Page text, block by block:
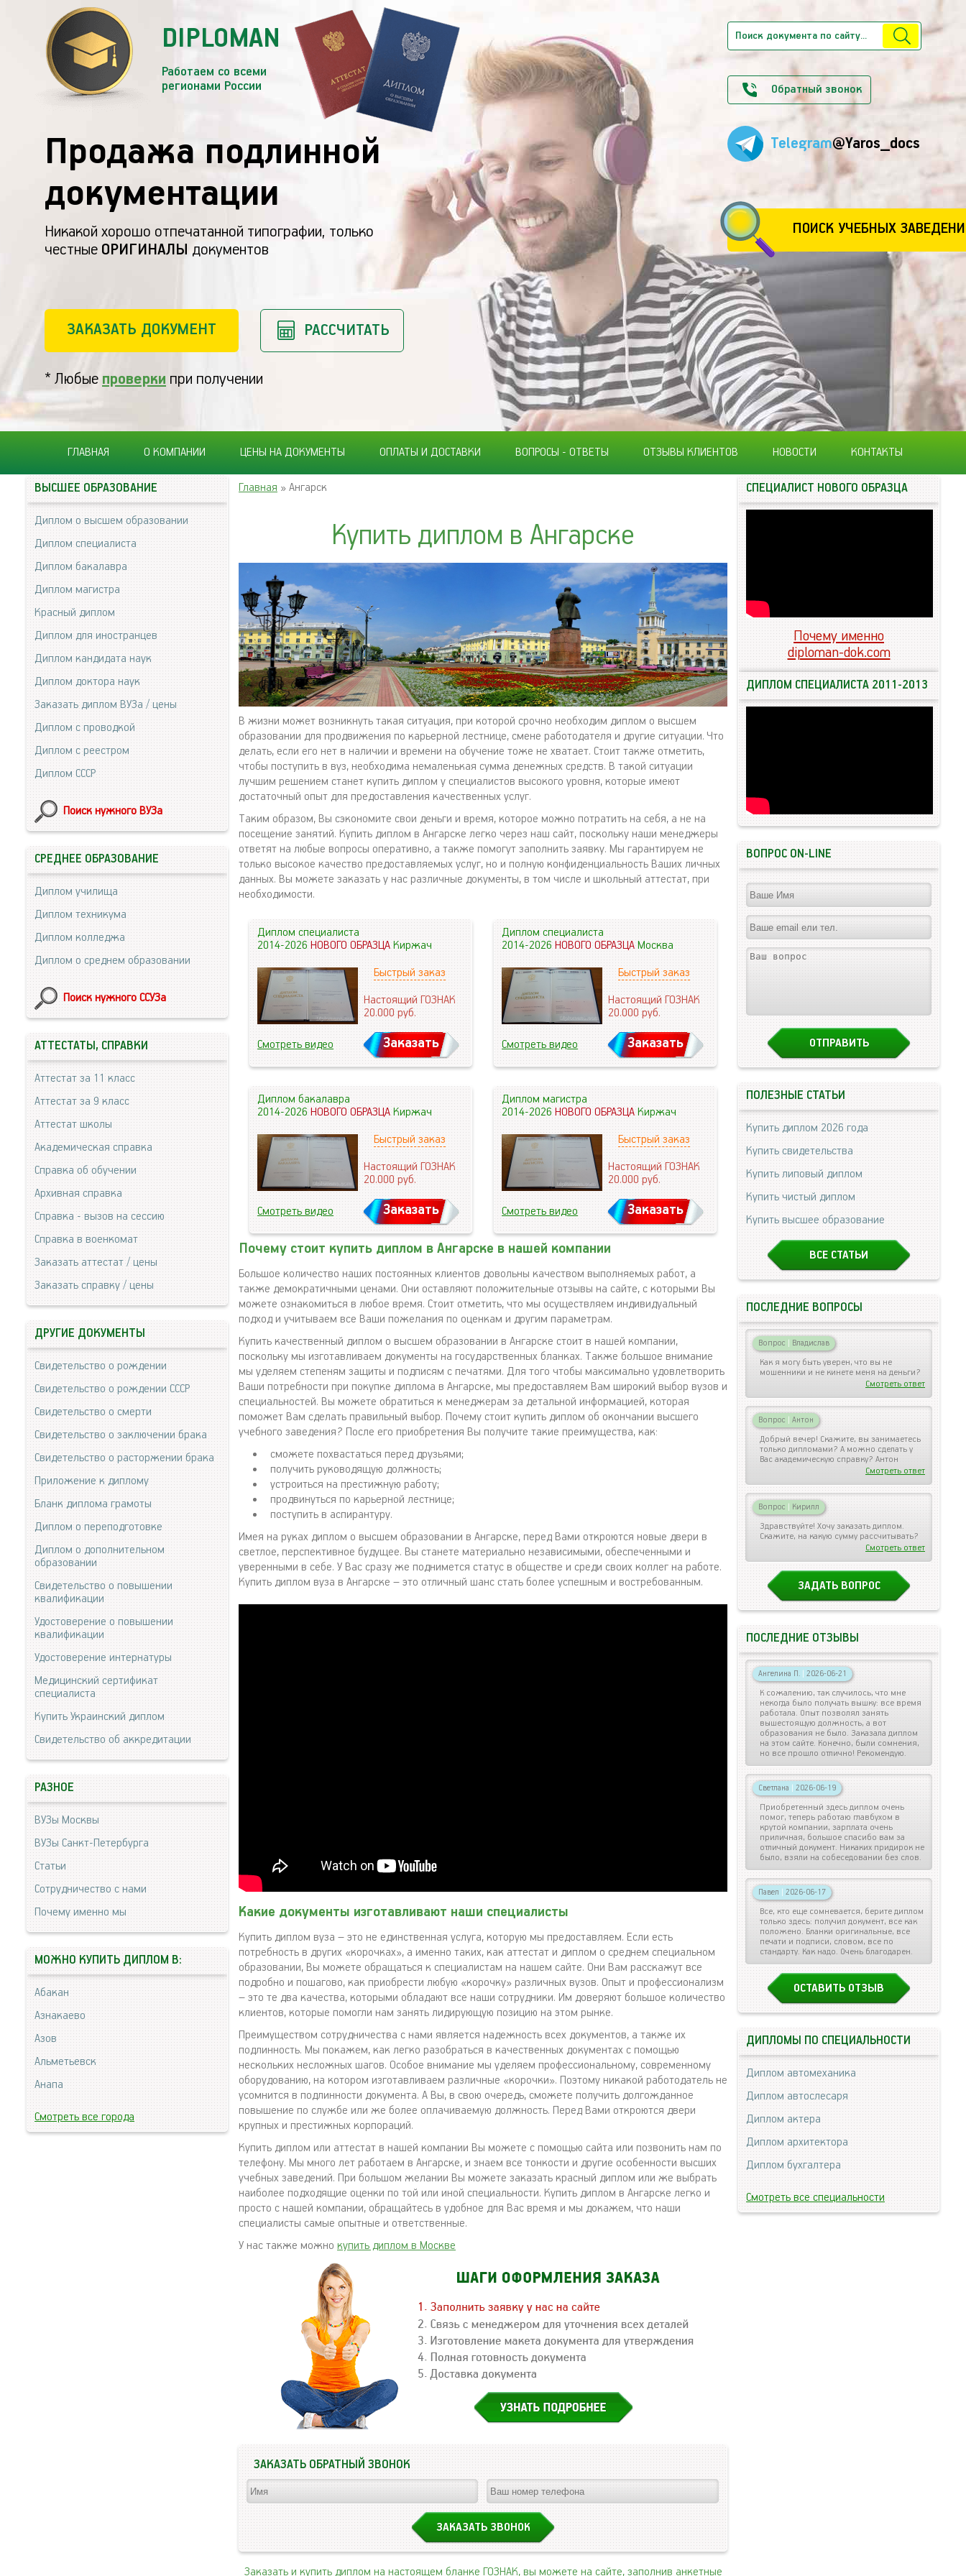
DIPLOMAN
Работаем со всеми
регионами России
Продажа подлинной
документации
Никакой хорошо отпечатанной типографии, только
честные ОРИГИНАЛЫ документов
ЗАКАЗАТЬ ДОКУМЕНТ РАССЧИТАТЬ
* Любые проверки при получении
Обратный звонок
Telegram@Yaros_docs
ПОИСК УЧЕБНЫХ
ГЛАВНАЯ О КОМПАНИИ ЦЕНЫ НА ДОКУМЕНТЫ ОПЛАТЫ И ДОСТАВКИ ВОПРОСЫ - ОТВЕТЫ ОТЗЫВЫ КЛИЕНТОВ НОВОСТИ КОНТАКТЫ
Главная » Ангарск
Купить диплом в Ангарске
В жизни может возникнуть такая ситуация, при которой срочно необходим диплом о высшем
образовании для продвижения по карьерной лестнице, смене работодателя и другие ситуации. Что
делать, если его нет в наличии и времени на обучение тоже не хватает. Стоит также отметить,
чтобы поступить в вуз, необходима немаленькая сумма денежных средств. В такой ситуации
лучшим решением станет купить диплом у специалистов высокого уровня, которые имеют
достаточный опыт для предоставления качественных услуг.
Таким образом, Вы сэкономите свои деньги и время, которое можно потратить на себя, а не на
посещение занятий. Купить диплом в Ангарске легко через наш сайт, поскольку наши менеджеры
ответят на любые вопросы оперативно, а также помогут заполнить заявку. Мы гарантируем не
только высокое качество предоставляемых услуг, но и полную конфиденциальность Ваших личных
данных. Вы можете заказать у нас различные документы, в том числе и школьный аттестат, при
необходимости.
Диплом специалиста
2014-2026НОВОГО ОБРАЗЦАКиржач
Быстрый заказ
Настоящий ГОЗНАК
20.000руб.
Смотреть видео Заказать
Диплом специалиста
2014-2026НОВОГО ОБРАЗЦАМосква
Быстрый заказ
Настоящий ГОЗНАК
20.000руб.
Смотреть видео Заказать
Диплом бакалавра
2014-2026НОВОГО ОБРАЗЦАКиржач
Быстрый заказ
Настоящий ГОЗНАК
20.000руб.
Смотреть видео Заказать
Диплом магистра
2014-2026НОВОГО ОБРАЗЦАКиржач
Быстрый заказ
Настоящий ГОЗНАК
20.000руб.
Смотреть видео Заказать
Почему стоит купить диплом в Ангарске в нашей компании
Большое количество наших постоянных клиентов довольны качеством выполняемых работ, а
также демократичными ценами. Они оставляют положительные отзывы на сайте, с которыми Вы
можете ознакомиться в любое время. Стоит отметить, что мы осуществляем индивидуальный
подход и учитываем все Ваши пожелания по оценкам и другим параметрам.
Купить качественный диплом о высшем образовании в Ангарске стоит в нашей компании,
поскольку мы изготавливаем документы на государственных бланках. Также большое внимание
мы уделяем степеням защиты и подписям с печатями. Для того чтобы максимально удовлетворить
Ваши потребности при покупке диплома в Ангарске, мы предоставляем Вам широкий выбор вузов и
специальностей. Вы можете обратиться к менеджерам за детальной информацией, которая
поможет Вам сделать правильный выбор. Почему стоит купить диплом об окончании высшего
учебного заведения? После его приобретения Вы получите такие преимущества, как:
сможете похвастаться перед друзьями;
получить руководящую должность;
устроиться на престижную работу;
продвинуться по карьерной лестнице;
поступить в аспирантуру.
Имея на руках диплом о высшем образовании в Ангарске, перед Вами откроются новые двери в
светлое, перспективное будущее. Вы станете материально независимыми, обеспеченными и
уверенными в себе. У Вас сразу же поднимется статус в обществе и среди своих коллег на работе.
Купить диплом вуза в Ангарске – это отличный шанс стать более успешным и востребованным.
Какие документы изготавливают наши специалисты
Купить диплом вуза – это не единственная услуга, которую мы предоставляем. Если есть
потребность в других «корочках», а именно таких, как аттестат и диплом о среднем специальном
образовании, Вы можете обращаться к специалистам на нашем сайте. Они Вам расскажут все
подробно и пошагово, как приобрести любую «корочку» различных вузов. Опыт и профессионализм
– это те два качества, которыми обладают все наши сотрудники. Им доверяют большое количество
клиентов, которые помогли нам занять лидирующую позицию на этом рынке.
Преимуществом сотрудничества с нами является надежность всех документов, а также их
подлинность. Мы покажем, как легко разобраться в качественных документах с помощью
нескольких несложных шагов. Особое внимание мы уделяем профессиональному, современному
оборудованию, на котором изготавливаем различные «корочки». Поэтому никакой работодатель не
усомнится в подлинности документа. А Вы, в свою очередь, сможете получить долгожданное
повышение по службе или же более оплачиваемую должность. Перед Вами откроются двери
крупных и престижных корпораций.
Купить диплом или аттестат в нашей компании Вы можете с помощью сайта или позвонить нам по
телефону. Мы много лет работаем в Ангарске, и знаем все тонкости и другие особенности высших
учебных заведений. При большом желании Вы можете заказать красный диплом или же выбрать
наиболее подходящие оценки по той или иной специальности. Купить диплом в Ангарске легко и
просто с нашей компании, обращайтесь в удобное для Вас время и мы докажем, что наши
специалисты самые опытные и ответственные.
У нас также можно купить диплом в Москве
ЗАКАЗАТЬ ОБРАТНЫЙ ЗВОНОК
Заказать и купить диплом на настоящем бланке ГОЗНАК, вы можете на сайте, заполнив анкетные
ВЫСШЕЕ ОБРАЗОВАНИЕ
Диплом о высшем образовании
Диплом специалиста
Диплом бакалавра
Диплом магистра
Красный диплом
Диплом для иностранцев
Диплом кандидата наук
Диплом доктора наук
Заказать диплом ВУЗа / цены
Диплом с проводкой
Диплом с реестром
Диплом СССР
Поиск нужного ВУЗа
СРЕДНЕЕ ОБРАЗОВАНИЕ
Диплом училища
Диплом техникума
Диплом колледжа
Диплом о среднем образовании
Поиск нужного ССУЗа
АТТЕСТАТЫ, СПРАВКИ
Аттестат за 11 класс
Аттестат за 9 класс
Аттестат школы
Академическая справка
Справка об обучении
Архивная справка
Справка - вызов на сессию
Справка в военкомат
Заказать аттестат / цены
Заказать справку / цены
ДРУГИЕ ДОКУМЕНТЫ
Свидетельство о рождении
Свидетельство о рождении СССР
Свидетельство о смерти
Свидетельство о заключении брака
Свидетельство о расторжении брака
Приложение к диплому
Бланк диплома грамоты
Диплом о переподготовке
Диплом о дополнительном
образовании
Свидетельство о повышении
квалификации
Удостоверение о повышении
квалификации
Удостоверение интернатуры
Медицинский сертификат
специалиста
Купить Украинский диплом
Свидетельство об аккредитации
РАЗНОЕ
ВУЗы Москвы
ВУЗы Санкт-Петербурга
Статьи
Сотрудничество с нами
Почему именно мы
МОЖНО КУПИТЬ ДИПЛОМ В:
Абакан
Азнакаево
Азов
Альметьевск
Анапа
Смотреть все города
СПЕЦИАЛИСТ НОВОГО ОБРАЗЦА
Почему именно
diploman-dok.com
ДИПЛОМ СПЕЦИАЛИСТА 2011-2013
ВОПРОС ON-LINE
ПОЛЕЗНЫЕ СТАТЬИ
Купить диплом 2026 года
Купить свидетельства
Купить липовый диплом
Купить чистый диплом
Купить высшее образование
ВСЕ СТАТЬИ
ПОСЛЕДНИЕ ВОПРОСЫ
Вопрос | Владислав
Как я могу быть уверен, что вы не
мошенники и не кинете меня на деньги?
Смотреть ответ
Вопрос | Антон
Добрый вечер! Скажите, вы занимаетесь
только дипломами? А можно сделать у
Вас академическую справку? Антон
Смотреть ответ
Вопрос | Кирилл
Здравствуйте! Хочу заказать диплом.
Скажите, на какую сумму рассчитывать?
Смотреть ответ
ЗАДАТЬ ВОПРОС
ПОСЛЕДНИЕ ОТЗЫВЫ
Ангелина П. | 2026-06-21
К сожалению, так случилось, что мне
некогда было получать вышку: все время
работала. Опыт позволял занять
вышестоящую должность, а вот
образования не было. Заказала диплом
на этом сайте. Конечно, были сомнения,
но все прошло отлично! Рекомендую.
Светлана | 2026-06-19
Приобретенный здесь диплом очень
помог, теперь работаю главбухом в
крутой компании, зарплата очень
приличная, большое спасибо вам за
отличный документ. Никаких придирок не
было, взяли на собеседовании без слов.
Павел | 2026-06-17
Все, кто еще сомневается, берите диплом
только здесь: получил документ, все как
положено. Бланки оригинальные, все
печати и подписи, словом, все по
стандарту. Как надо. Очень благодарен.
ОСТАВИТЬ ОТЗЫВ
ДИПЛОМЫ ПО СПЕЦИАЛЬНОСТИ
Диплом автомеханика
Диплом автослесаря
Диплом актера
Диплом архитектора
Диплом бухгалтера
Смотреть все специальности